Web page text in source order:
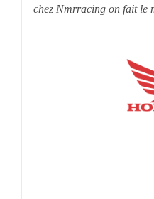
chez Nmrracing on fait le